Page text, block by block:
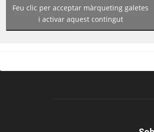
https://www.facebook.com/guiadereus/
Feu clic per acceptar màrqueting galetes
i activar aquest contingut